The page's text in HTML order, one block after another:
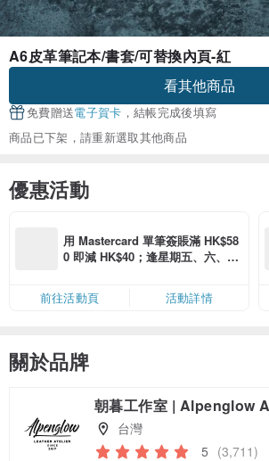
A6皮革筆記本/書套/可替換內頁-紅
看其他商品
免費贈送電子賀卡 ，結帳完成後填寫
商品已下架，請重新選取其他商品
優惠活動
用 Mastercard 單筆簽賬滿 HK$58
0 即減 HK$40；逢星期五、六、日
限，額滿即止，僅限「常用信用
卡」結帳）
前往活動頁 活動詳情
關於品牌
朝暮工作室 | Alpenglow
台灣
5 (3,711)